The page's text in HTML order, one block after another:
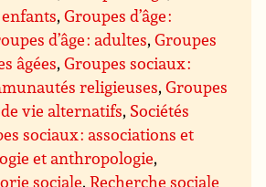
enfants,Groupes d’âge :
d’âge : adultes,Groupes
âgées,Groupes sociaux :
religieuses,Groupes
vie alternatifs, Sociétés
sociaux : associations et
et anthropologie,
sociale,Recherche sociale